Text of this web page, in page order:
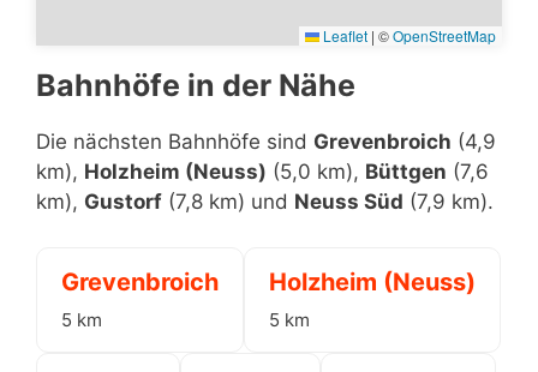
Leaflet | ©OpenStreetMap
Bahnhöfe in der Nähe
Die nächsten Bahnhöfe sind Grevenbroich (4,9
km), Holzheim (Neuss) (5,0 km), Büttgen (7,6
km), Gustorf (7,8 km) und Neuss Süd (7,9 km).
Grevenbroich
5 km
Holzheim (Neuss)
5 km